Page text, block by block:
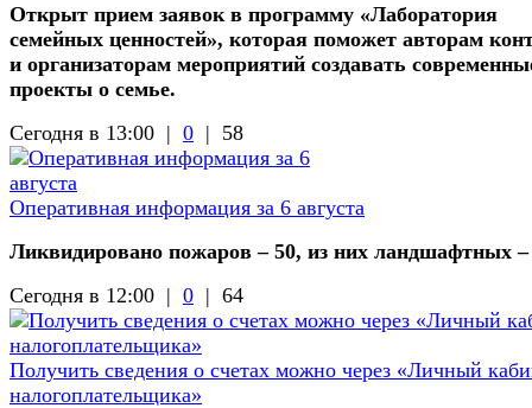
Открыт прием заявок в программу «Лаборатория
семейных ценностей», которая поможет авторам
и организаторам мероприятий создавать
проекты о семье.
Сегодня в 13:00 | 0 | 58
Оперативная информация за 6 августа
Ликвидировано пожаров – 50, из них ландшафтных –
Сегодня в 12:00 | 0 | 64
Получить сведения о счетах можно через «Личный
налогоплательщика»